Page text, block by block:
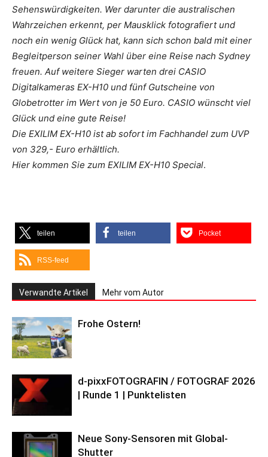
Sehenswürdigkeiten. Wer darunter die australischen
Wahrzeichen erkennt, per Mausklick fotografiert und
noch ein wenig Glück hat, kann sich schon bald mit einer
Begleitperson seiner Wahl über eine Reise nach Sydney
freuen. Auf weitere Sieger warten drei CASIO
Digitalkameras EX-H10 und fünf Gutscheine von
Globetrotter im Wert von je 50 Euro. CASIO wünscht viel
Glück und eine gute Reise!
Die EXILIM EX-H10 ist ab sofort im Fachhandel zum UVP
von 329,- Euro erhältlich.
Hier kommen Sie zum EXILIM EX-H10 Special.
teilen teilen Pocket
RSS-feed
Verwandte Artikel Mehr vom Autor
Frohe Ostern!
d-pixxFOTOGRAFIN / FOTOGRAF 2026
| Runde 1 | Punktelisten
Neue Sony-Sensoren mit Global-
Shutter